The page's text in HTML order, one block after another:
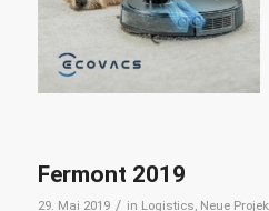
Fermont 2019
29. Mai 2019 / in Logistics Neue